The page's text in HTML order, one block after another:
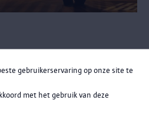
gebruikerservaring op onze site te
met het gebruik van deze
curatoren Rachid Atia en Roselyne
opmerkelijke verhalen achter de
meer te weten over de bijzondere